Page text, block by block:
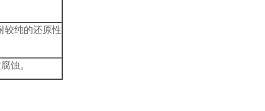
较纯的还原性
蚀。